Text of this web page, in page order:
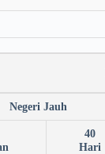
Negeri Jauh
40
Hari